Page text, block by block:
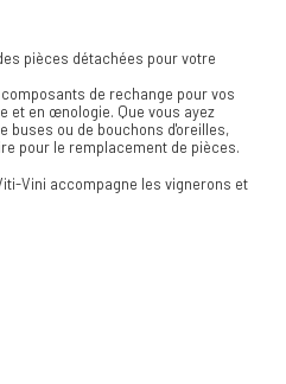
pièces détachées pour votre
de rechange pour vos
et en œnologie. Que vous ayez
buses ou de bouchons d'oreilles,
pour le remplacement de pièces.
Vini accompagne les vignerons et